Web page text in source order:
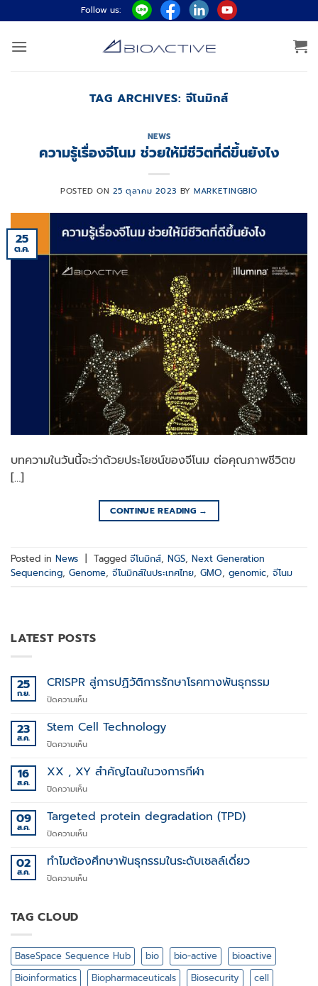
ไป
ยัง
Follow us:
TAG ARCHIVES: จีโนมิกส์
NEWS
ความรู้เรื่องจีโนม ช่วยให้มีชีวิตที่ดีขึ้นยังไง
POSTED ON 25 ตุลาคม 2023 BYMARKETINGBIO
25
ต.ค.
บทความในวันนี้จะว่าด้วยประโยชน์ของจีโนม ต่อคุณภาพชีวิตข
[…]
CONTINUE READING →
Posted in News Tagged จีโนมิกส์, NGS, Next Generation
Sequencing, Genome, จีโนมิกส์ในประเทศไทย, GMO, genomic, จีโนม
LATEST POSTS
25
ก.ย.
CRISPR สู่การปฏิวัติการรักษาโรคทางพันธุกรรม
ปิดความเห็นบน
สู่
ปฏิวัติ
รักษา
ทาง
23
ส.ค.
Stem Cell Technology
ปิดความเห็นบน
Cell
Technology
16
ส.ค.
XX , XY สำคัญไฉนในวงการกีฬา
ปิดความเห็นบน
,
สำคัญ
ใน
กีฬา
09
ส.ค.
Targeted protein degradation (TPD)
ปิดความเห็นบน
protein
(TPD)
02
ส.ค.
ทำไมต้องศึกษาพันธุกรรมในระดับเซลล์เดี่ยว
ปิดความเห็นบน
ระดับ
เซลล์
เดี่ยว
TAG CLOUD
BaseSpace Sequence Hub bio bio-active
bioactive
Bioinformatics
Biopharmaceuticals Biosecurity
cell